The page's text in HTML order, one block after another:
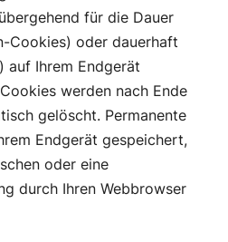
für die Dauer
Cookies) oder dauerhaft
auf Ihrem Endgerät
werden nach Ende
gelöscht. Permanente
Endgerät gespeichert,
oder eine
durch Ihren Webbrowser